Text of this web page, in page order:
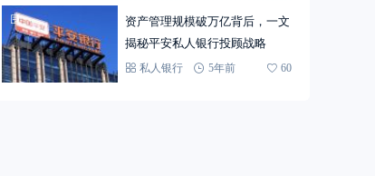
资产管理规模破万亿背后，一文
揭秘平安私人银行投顾战略
私人银行 5年前 60